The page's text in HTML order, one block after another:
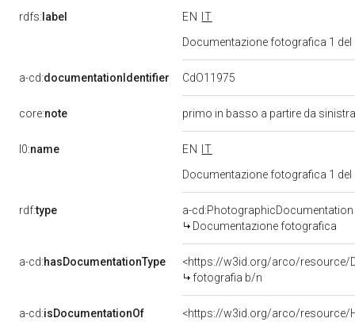
rdfs: label EN
IT
Documentazione fotografica 1
a-cd:documentationIdentifier CdO11975
core:note primo in basso a partire da
l0:name EN
IT
Documentazione fotografica 1
rdf:type
a-cd:PhotographicDocumentation
Documentazione fotografica
a-cd:hasDocumentationType
<https://w3id.org/arco/resource/
fotografia b/n
a-cd:isDocumentationOf
<https://w3id.org/arco/resource/